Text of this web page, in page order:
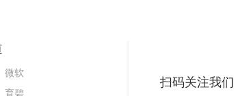
微软
育碧
扫码关注我们